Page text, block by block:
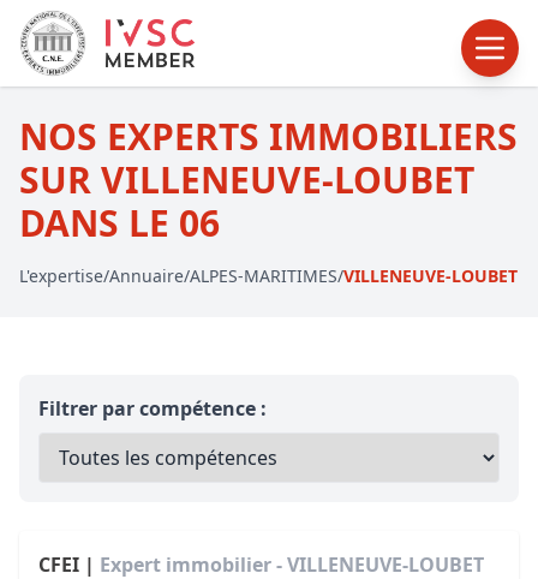
NOS EXPERTS IMMOBILIERS
SUR VILLENEUVE-LOUBET
DANS LE 06
L'expertise/Annuaire/ALPES-MARITIMES/VILLENEUVE-LOUBET
Filtrer par compétence :
CFEI | Expert immobilier - VILLENEUVE-LOUBET